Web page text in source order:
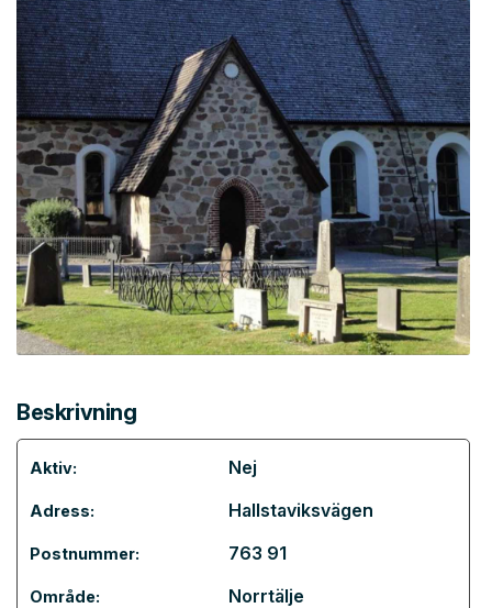
Beskrivning
Aktiv: Nej
Adress: Hallstaviksvägen
Postnummer: 763 91
Område: Norrtälje